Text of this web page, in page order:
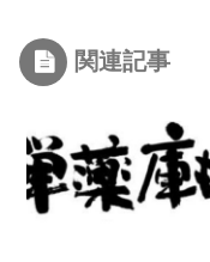
関連記事